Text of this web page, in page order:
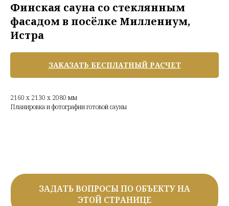
Финская сауна со стеклянным
фасадом в посёлке Миллениум,
Истра
ЗАКАЗАТЬ БЕСПЛАТНЫЙ РАСЧЕТ
2160 х 2130 х 2080 мм
Планировка и фотографии готовой сауны
ЗАДАТЬ ВОПРОСЫ ПО ОБЪЕКТУ НА
ЭТОЙ СТРАНИЦЕ